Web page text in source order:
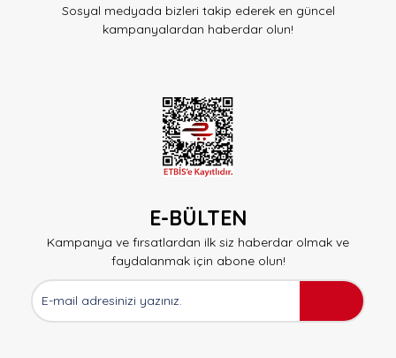
Sosyal medyada bizleri takip ederek en güncel
kampanyalardan haberdar olun!
E-BÜLTEN
Kampanya ve fırsatlardan ilk siz haberdar olmak ve
faydalanmak için abone olun!